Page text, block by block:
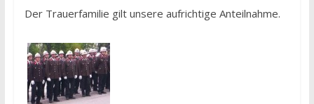
Der Trauerfamilie gilt unsere aufrichtige Anteilnahme.